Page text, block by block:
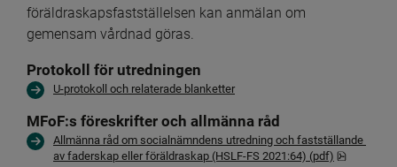
föräldraskapsfastställelsen kan anmälan om
gemensam vårdnad göras.
Protokoll för utredningen
U-protokoll och relaterade blanketter
MFoF:s föreskrifter och allmänna råd
Allmänna råd om socialnämndens utredning och fastställande
av faderskap eller föräldraskap (HSLF-FS 2021:64) (pdf)
pdf,